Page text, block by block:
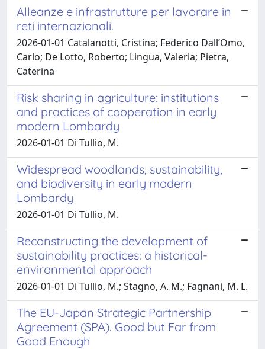
Alleanze e infrastrutture per lavorare in
reti internazionali.
2026-01-01 Catalanotti, Cristina; Federico Dall’Omo,
Carlo; De Lotto, Roberto; Lingua, Valeria; Pietra,
Caterina
Risk sharing in agriculture: institutions
and practices of cooperation in early
modern Lombardy
2026-01-01 Di Tullio, M.
Widespread woodlands, sustainability,
and biodiversity in early modern
Lombardy
2026-01-01 Di Tullio, M.
Reconstructing the development of
sustainability practices: a historical-
environmental approach
2026-01-01 Di Tullio, M.; Stagno, A. M.; Fagnani, M. L.
The EU-Japan Strategic Partnership
Agreement (SPA). Good but Far from
Good Enough